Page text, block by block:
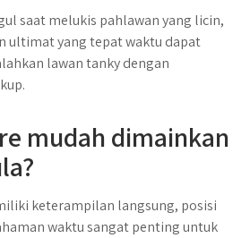
saat melukis pahlawan yang licin,
ultimat yang tepat waktu dapat
lawan tanky dengan
mudah dimainkan
keterampilan langsung, posisi
waktu sangat penting untuk